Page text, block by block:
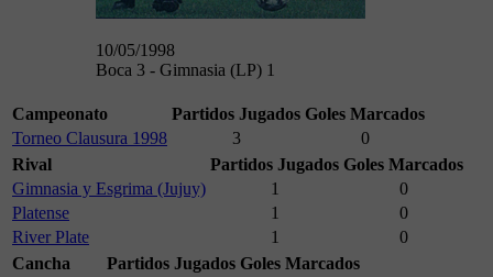
10/05/1998
Boca 3 - Gimnasia (LP) 1
Campeonato Partidos Jugados Goles Marcados
Torneo Clausura 1998
3
0
Rival
Partidos Jugados Goles Marcados
Gimnasia y Esgrima (Jujuy)
1
0
Platense
1
0
River Plate
1
0
Cancha
Partidos Jugados Goles Marcados